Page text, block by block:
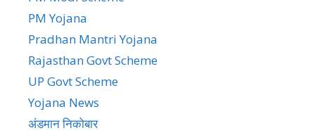
PM Yojana
Pradhan Mantri Yojana
Rajasthan Govt Scheme
UP Govt Scheme
Yojana News
अंडमान निकोबार